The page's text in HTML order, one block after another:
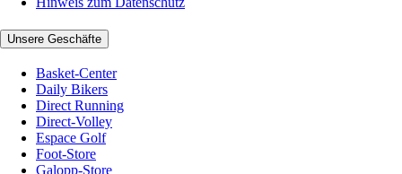
Unsere Geschäfte
Basket-Center
Daily Bikers
Direct Running
Direct-Volley
Espace Golf
Foot-Store
Galopp-Store